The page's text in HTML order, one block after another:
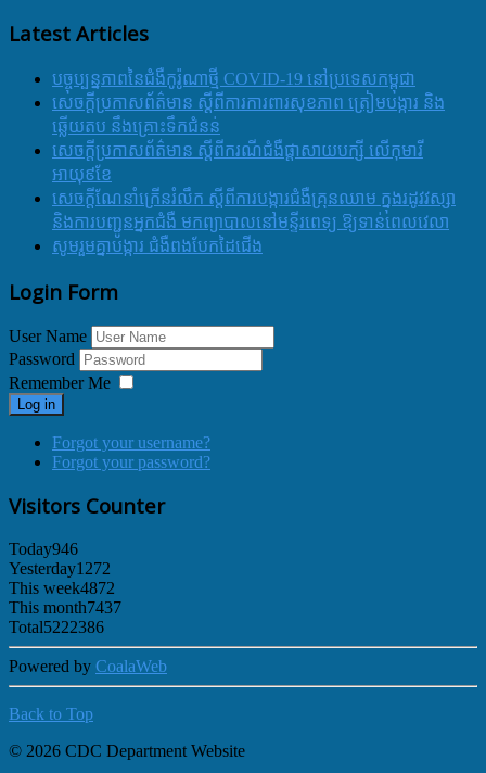
Latest Articles
បច្ចុប្បន្នភាពនៃជំងឺកូរ៉ូណាថ្មី COVID-19 នៅប្រទេសកម្ពុជា
សេចក្តីប្រកាសព័ត៌មាន ស្តីពីការការពារសុខភាព ត្រៀមបង្ការ និង
ឆ្លើយតប នឹងគ្រោះទឹកជំនន់
សេចក្តីប្រកាសព័ត៌មាន ស្តីពីករណីជំងឺផ្តាសាយបក្សី លើកុមារី
អាយុ៩ខែ
សេចក្ដីណែនាំក្រើនរំលឹក ស្ដីពីការបង្ការជំងឺគ្រុនឈាម ក្នុងរដូវវស្សា
និងការបញ្ជូនអ្នកជំងឺ មកព្យាបាលនៅមន្ទីរពេទ្យ ឱ្យទាន់ពេលវេលា
សូមរួមគ្នាបង្ការ ជំងឺពងបែកដៃជើង
Login Form
User Name
Password
Remember Me
Log in
Forgot your username?
Forgot your password?
Visitors Counter
Today946
Yesterday1272
This week4872
This month7437
Total5222386
Powered by CoalaWeb
Back to Top
© 2026 CDC Department Website